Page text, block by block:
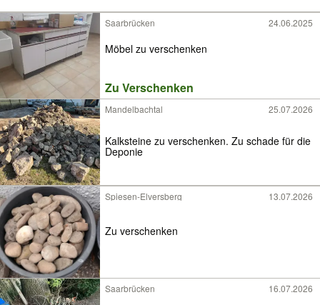
Saarbrücken 24.06.2025
Möbel zu verschenken
Zu Verschenken
Mandelbachtal 25.07.2026
Kalksteine zu verschenken. Zu schade für die
Deponie
Spiesen-Elversberg 13.07.2026
Zu verschenken
Saarbrücken 16.07.2026